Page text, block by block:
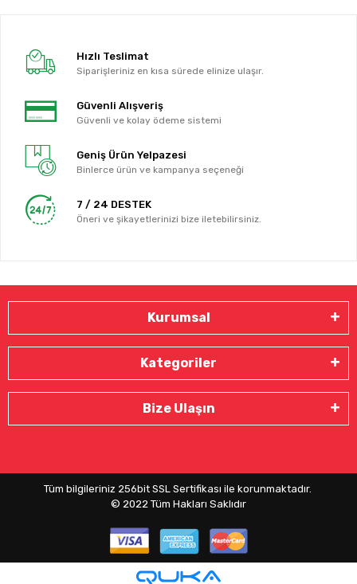
Hızlı Teslimat
Siparişleriniz en kısa sürede elinize ulaşır.
Güvenli Alışveriş
Güvenli ve kolay ödeme sistemi
Geniş Ürün Yelpazesi
Binlerce ürün ve kampanya seçeneği
7 / 24 DESTEK
Öneri ve şikayetlerinizi bize iletebilirsiniz.
Kurumsal
Kategoriler
Bize Ulaşın
Tüm bilgileriniz 256bit SSL Sertifikası ile korunmaktadır.
© 2022 Tüm Hakları Saklıdır